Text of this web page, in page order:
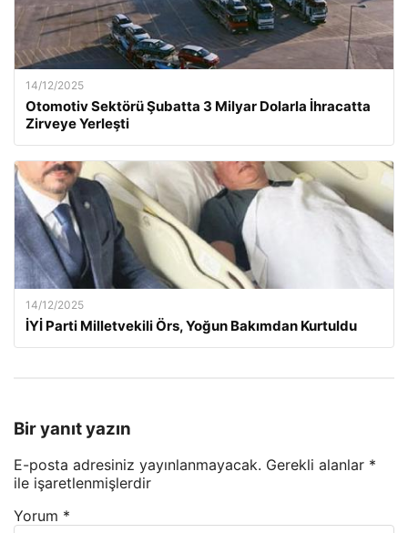
14/12/2025
Otomotiv Sektörü Şubatta 3 Milyar Dolarla İhracatta
Zirveye Yerleşti
14/12/2025
İYİ Parti Milletvekili Örs, Yoğun Bakımdan Kurtuldu
Bir yanıt yazın
E-posta adresiniz yayınlanmayacak. Gerekli alanlar *
ile işaretlenmişlerdir
Yorum *